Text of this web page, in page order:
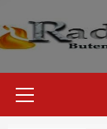
to
content